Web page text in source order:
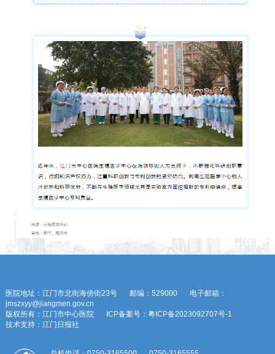
医院地址：江门市北街海傍街23号 邮编：529000
电子邮箱：
jmszxyy@jiangmen.gov.cn
版权所有：江门市中心医院
ICP备案号：粤ICP备2023092707号-1
技术支持：江门日报社